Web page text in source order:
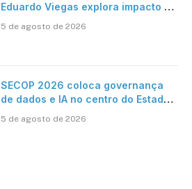
Eduardo Viegas explora impacto de
Contabilidade
5 de agosto de 2026
SECOP 2026 coloca governança
de dados e IA no centro do Estado
5 de agosto de 2026